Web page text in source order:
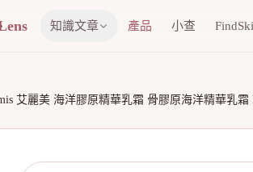
知識文章 產品 小查
艾麗美 海洋膠原精華乳霜 骨膠原海洋精華乳霜